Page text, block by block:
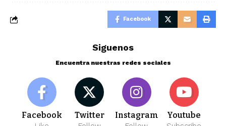
Facebook
Siguenos
Encuentra nuestras redes sociales
Facebook Twitter Instagram Youtube